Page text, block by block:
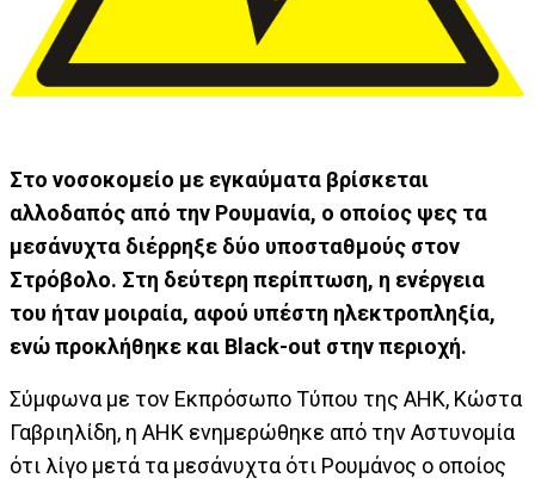
Στο νοσοκομείο με εγκαύματα βρίσκεται
αλλοδαπός από την Ρουμανία, ο οποίος ψες τα
μεσάνυχτα διέρρηξε δύο υποσταθμούς στον
Στρόβολο. Στη δεύτερη περίπτωση, η ενέργεια
του ήταν μοιραία, αφού υπέστη ηλεκτροπληξία,
ενώ προκλήθηκε και Black-out στην περιοχή.
Σύμφωνα με τον Εκπρόσωπο Τύπου της ΑΗΚ, Κώστα
Γαβριηλίδη, η ΑΗΚ ενημερώθηκε από την Αστυνομία
ότι λίγο μετά τα μεσάνυχτα ότι Ρουμάνος ο οποίος